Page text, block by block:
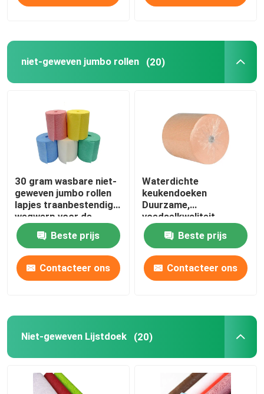
niet-geweven jumbo rollen (20)
30 gram wasbare niet-
geweven jumbo rollen
lapjes traanbestendig
wegwerp voor de
keuken
Beste prijs
Contacteer ons
Waterdichte
keukendoeken
Duurzame,
voedselkwaliteit
wegwerphanddoeken
Beste prijs
Contacteer ons
Niet-geweven Lijstdoek (20)